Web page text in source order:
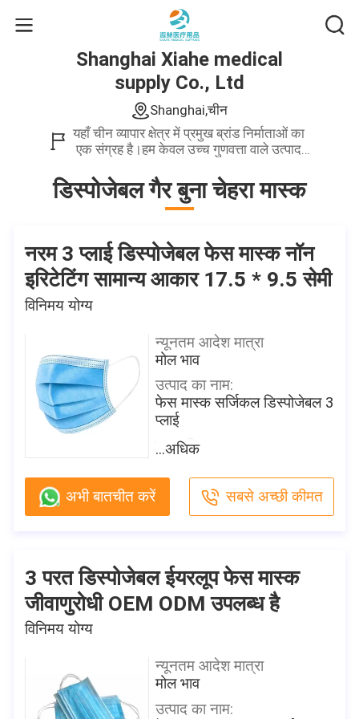
Shanghai Xiahe medical
supply Co., Ltd
Shanghai,चीन
यहाँ चीन व्यापार क्षेत्र में प्रमुख ब्रांड निर्माताओं का
एक संग्रह है।हम केवल उच्च गुणवत्ता वाले उत्पाद
डिस्पोजेबल गैर बुना चेहरा मास्क
नरम 3 प्लाई डिस्पोजेबल फेस मास्क नॉन
इरिटेटिंग सामान्य आकार 17.5 * 9.5 सेमी
विनिमय योग्य
न्यूनतम आदेश मात्रा
मोल भाव
उत्पाद का नाम:
फेस मास्क सर्जिकल डिस्पोजेबल 3
प्लाई
सामग्री:
रंग:
नीले, सफेद, गुलाबी या अनुकूलित
फ़ीचर:
कोविद -19 से सुरक्षा
निस्पंदन क्षमता:
उत्पत्ति के प्लेस
चीन
ब्रांड नाम
...अधिक
अभी बातचीत करें सबसे अच्छी कीमत
3 परत डिस्पोजेबल ईयरलूप फेस मास्क
जीवाणुरोधी OEM ODM उपलब्ध है
विनिमय योग्य
न्यूनतम आदेश मात्रा
मोल भाव
उत्पाद का नाम: